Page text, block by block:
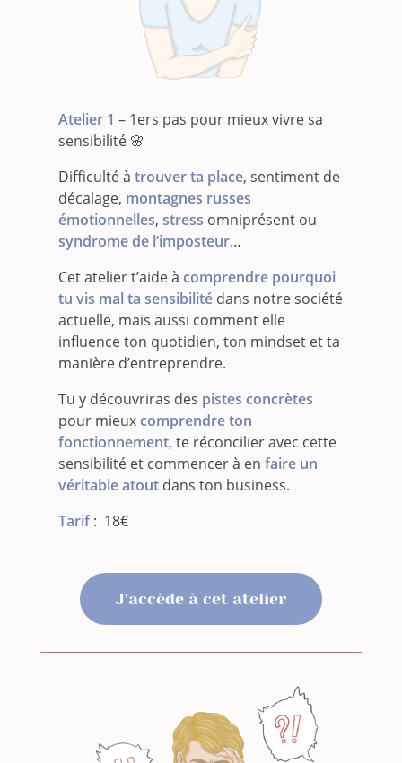
Atelier 1 – 1ers pas pour mieux vivre sa
sensibilité 🌸
Difficulté à trouver ta place, sentiment de
décalage, montagnes russes
émotionnelles, stress omniprésent ou
syndrome de l’imposteur…
Cet atelier t’aide à comprendre pourquoi
tu vis mal ta sensibilité dans notre société
actuelle, mais aussi comment elle
influence ton quotidien, ton mindset et ta
manière d’entreprendre.
Tu y découvriras des pistes concrètes
pour mieuxcomprendre ton
fonctionnement, te réconcilier avec cette
sensibilité et commencer à en faire un
véritable atout dans ton business.
Tarif: 18€
J'accède à cet atelier